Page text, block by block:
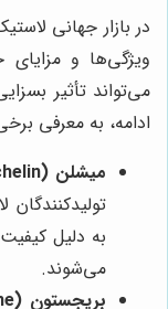
در بازار جهانی
ویژگی‌ها و
می‌تواند تأثیر
ادامه، به معرفی
میشلن (Michelin):
به دلیل
می‌شوند.
بریجستون (Bridgestone):